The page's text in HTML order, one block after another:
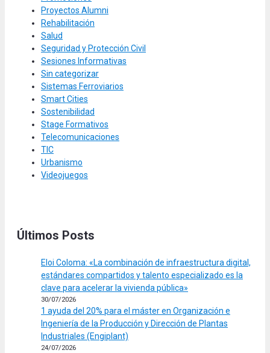
Proyectos Alumni
Rehabilitación
Salud
Seguridad y Protección Civil
Sesiones Informativas
Sin categorizar
Sistemas Ferroviarios
Smart Cities
Sostenibilidad
Stage Formativos
Telecomunicaciones
TIC
Urbanismo
Videojuegos
Últimos Posts
Eloi Coloma: «La combinación de infraestructura digital,
estándares compartidos y talento especializado es la
clave para acelerar la vivienda pública»
30/07/2026
1 ayuda del 20% para el máster en Organización e
Ingeniería de la Producción y Dirección de Plantas
Industriales (Engiplant)
24/07/2026